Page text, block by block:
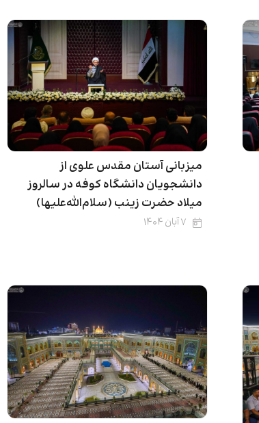
میزبانی آستان مقدس علوی از
دانشجویان دانشگاه کوفه در سالروز
میلاد حضرت زینب (سلام‌الله‌علیها)
۷ آبان ۱۴۰۴